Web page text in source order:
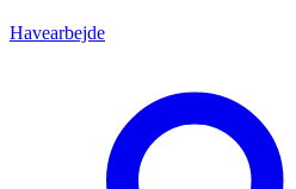
Havearbejde